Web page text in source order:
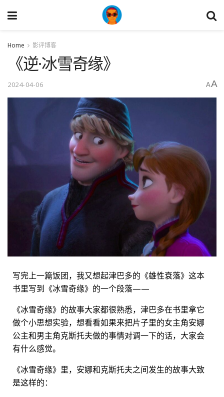
Home 影评博客
《逆·冰雪奇缘》
2024-04-06 AA
写完上一篇饭团，我又想起津巴多的《雄性衰落》这本
书里写到《冰雪奇缘》的一个段落——
《冰雪奇缘》的故事大家都很熟悉，津巴多在书里拿它
做个小思想实验，想看看如果来把片子里的女主角安娜
公主和男主角克斯托夫做的事情对调一下的话，大家会
有什么感觉。
《冰雪奇缘》里，安娜和克斯托夫之间发生的故事大致
是这样的：